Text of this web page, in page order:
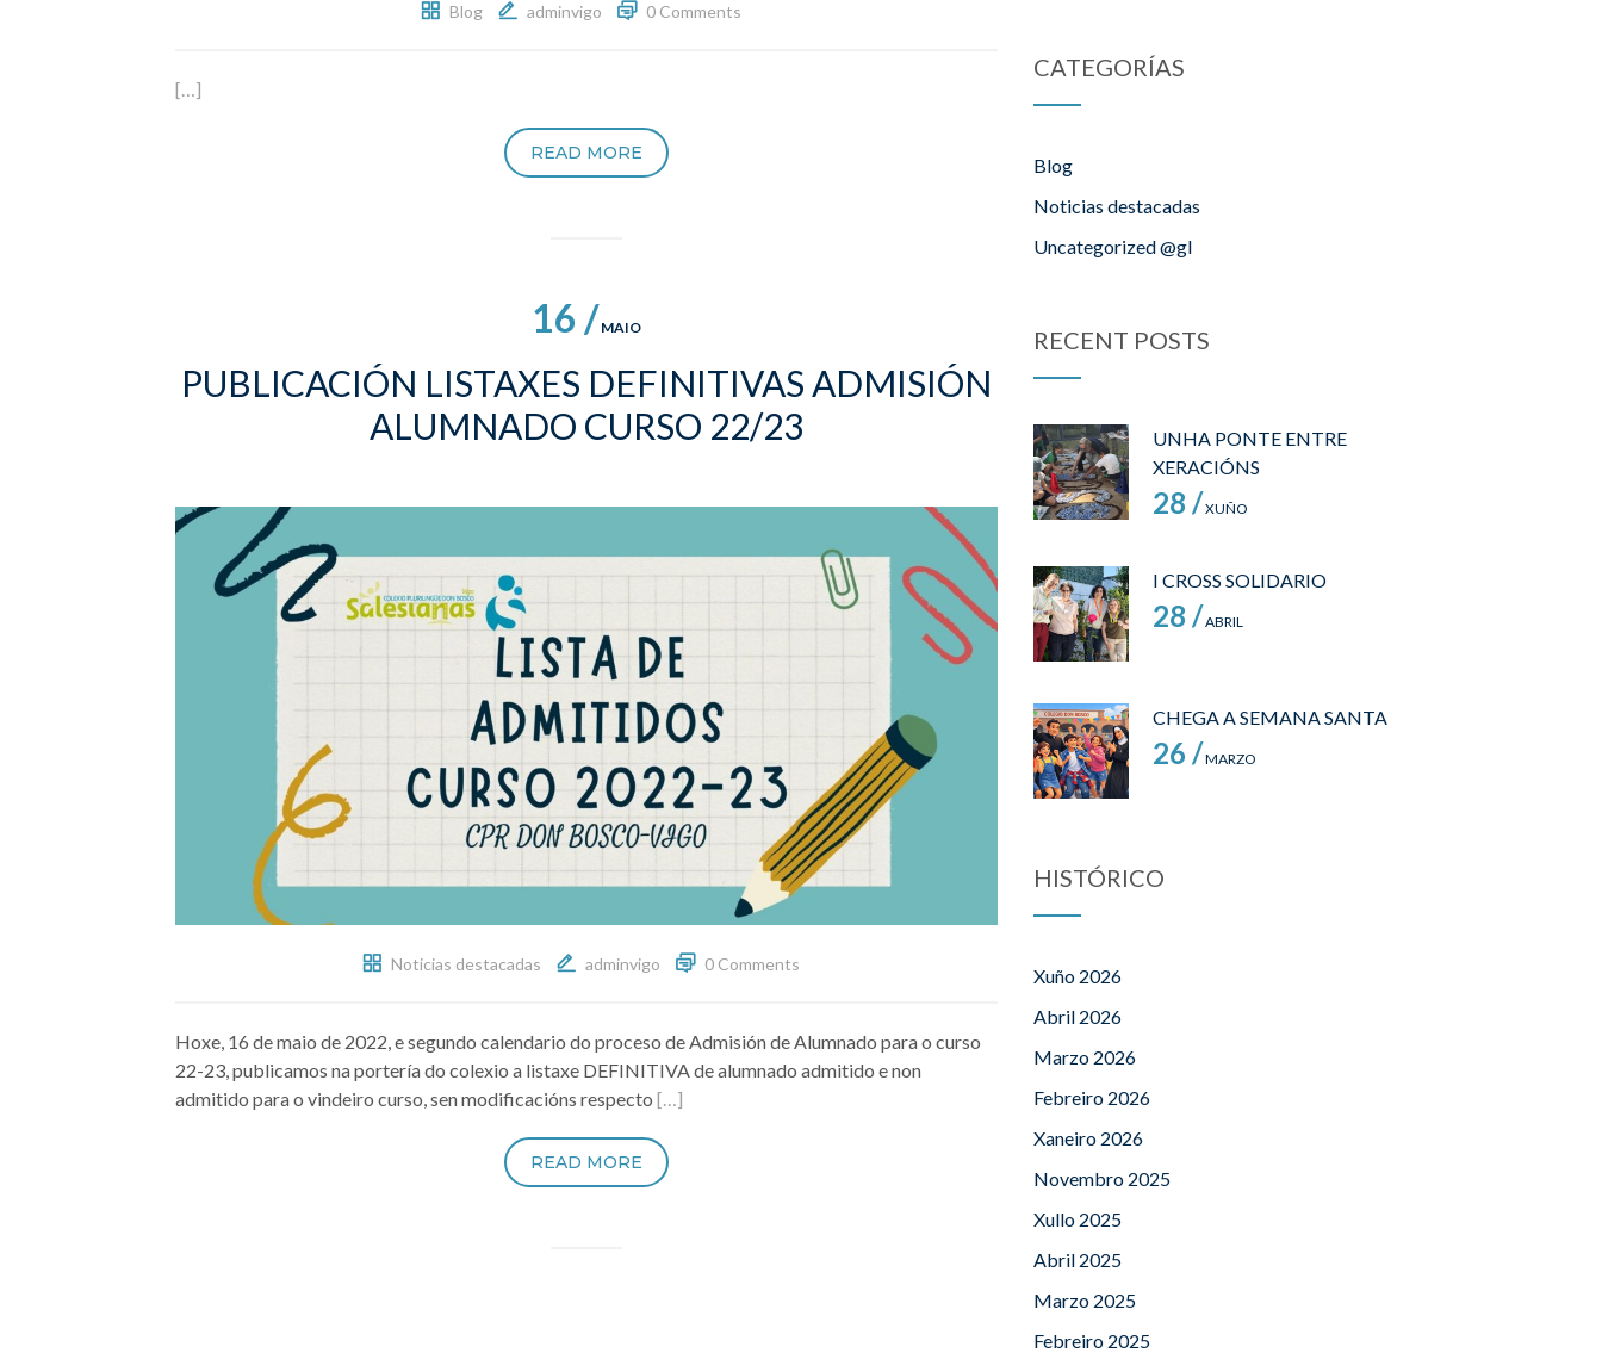
Blog adminvigo 0 Comments
[…]
READ MORE
16 / MAIO
PUBLICACIÓN LISTAXES DEFINITIVAS ADMISIÓN
ALUMNADO CURSO 22/23
Noticias destacadas adminvigo 0 Comments
Hoxe, 16 de maio de 2022, e segundo calendario do proceso de Admisión de Alumnado para o curso
22-23, publicamos na portería do colexio a listaxe DEFINITIVA de alumnado admitido e non
admitido para o vindeiro curso, sen modificacións respecto […]
READ MORE
CATEGORÍAS
Blog
Noticias destacadas
Uncategorized @gl
RECENT POSTS
UNHA PONTE ENTRE
XERACIÓNS
28 /XUÑO
I CROSS SOLIDARIO
28 /ABRIL
CHEGA A SEMANA SANTA
26 /MARZO
HISTÓRICO
Xuño 2026
Abril 2026
Marzo 2026
Febreiro 2026
Xaneiro 2026
Novembro 2025
Xullo 2025
Abril 2025
Marzo 2025
Febreiro 2025